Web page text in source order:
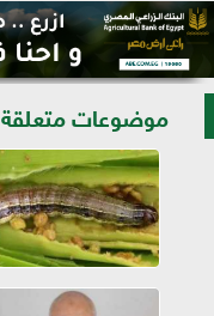
موضوعات متعلقة